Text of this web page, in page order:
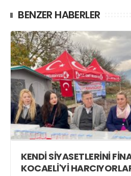
BENZER HABERLER
KENDİ SİYASETLERİNİ
KOCAELİ'Yİ